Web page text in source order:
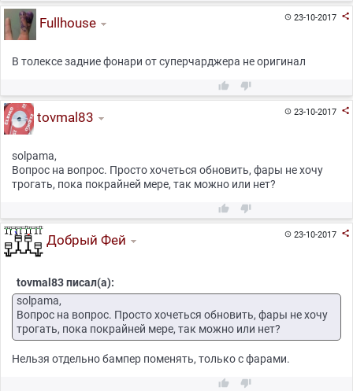
23-10-2017 
Fullhouse
В толексе задние фонари от суперчарджера не оригинал
 
23-10-2017 
tovmal83
solpama,
Вопрос на вопрос. Просто хочеться обновить, фары не хочу
трогать, пока покрайней мере, так можно или нет?
 
23-10-2017 
Добрый Фей
tovmal83 писал(а):
solpama,
Вопрос на вопрос. Просто хочеться обновить, фары не хочу
трогать, пока покрайней мере, так можно или нет?
Нельзя отдельно бампер поменять, только с фарами.
 